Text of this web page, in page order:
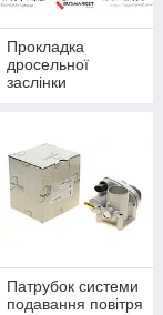
Прокладка
дросельної
заслінки
Патрубок системи
подавання повітря